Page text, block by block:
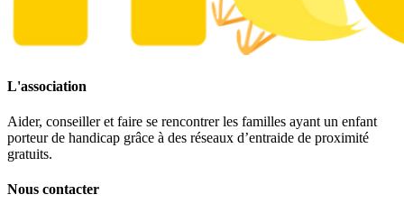
L'association
Aider, conseiller et faire se rencontrer les familles ayant un enfant
porteur de handicap grâce à des réseaux d’entraide de proximité
gratuits.
Nous contacter